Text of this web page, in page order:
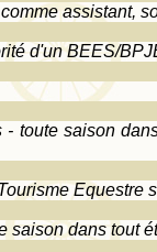
assistant,
d'un BEES/
toute saison
Equestre
dans tout